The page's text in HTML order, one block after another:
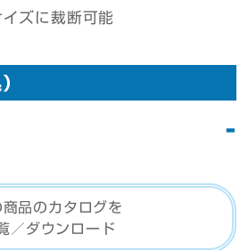
ズに裁断可能
-
商品のカタログを
／ダウンロード